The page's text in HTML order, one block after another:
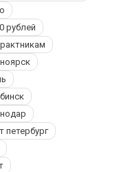
рублей
петербург